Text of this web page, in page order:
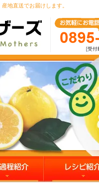
地直送でお届けします。